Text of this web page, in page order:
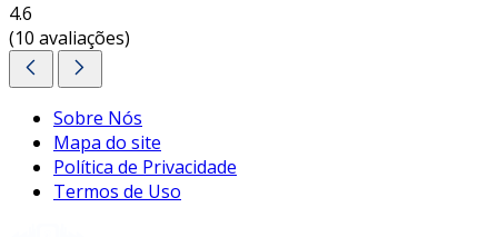
4.6
(10 avaliações)
Sobre Nós
Mapa do site
Política de Privacidade
Termos de Uso